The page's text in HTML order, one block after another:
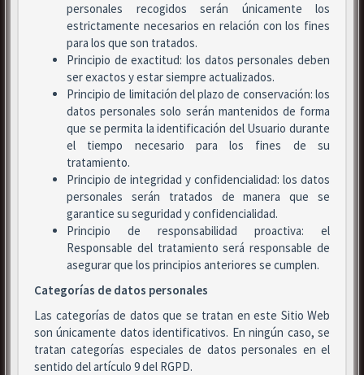
personales recogidos serán únicamente los
estrictamente necesarios en relación con los fines
para los que son tratados.
Principio de exactitud: los datos personales deben
ser exactos y estar siempre actualizados.
Principio de limitación del plazo de conservación: los
datos personales solo serán mantenidos de forma
que se permita la identificación del Usuario durante
el tiempo necesario para los fines de su
tratamiento.
Principio de integridad y confidencialidad: los datos
personales serán tratados de manera que se
garantice su seguridad y confidencialidad.
Principio de responsabilidad proactiva: el
Responsable del tratamiento será responsable de
asegurar que los principios anteriores se cumplen.
Categorías de datos personales
Las categorías de datos que se tratan en este Sitio Web
son únicamente datos identificativos. En ningún caso, se
tratan categorías especiales de datos personales en el
sentido del artículo 9 del RGPD.